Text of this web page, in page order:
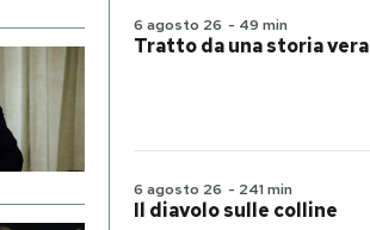
6 agosto 26 - 49 min
Tratto da una storia vera
6 agosto 26 - 241 min
Il diavolo sulle colline